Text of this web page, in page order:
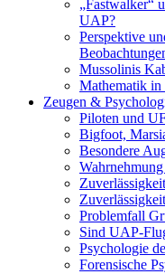
„Fastwalker“
UAP?
Perspektive
Mussolinis
Mathematik
Zeugen &
Piloten und
Bigfoot,
Besondere
Problemfall
Sind UAP-
Psychologie
Forensische